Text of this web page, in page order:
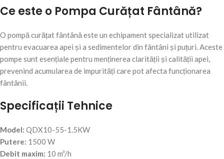
Ce este o Pompa Curățat Fântână?
O pompă curățat fântână este un echipament specializat utilizat
pentru evacuarea apei și a sedimentelor din fântâni și puțuri. Aceste
pompe sunt esențiale pentru menținerea clarității și calității apei,
prevenind acumularea de impurități care pot afecta funcționarea
fântânii.
Specificații Tehnice
Model: QDX10-55-1.5KW
Putere: 1500 W
Debit maxim: 10 m³/h